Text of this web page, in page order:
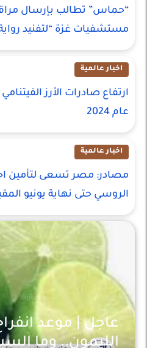
“حماس” تطالب بإرسال
مستشفيات غزة “لتفنيد رواية
اخبار عالمية
ارتفاع صادرات الأرز
عام 2024
اخبار عالمية
مصادر: مصر تسعى لتأمين
الروسي حتى نهاية يونيو
عاجل | موعد
الليمون.. وما